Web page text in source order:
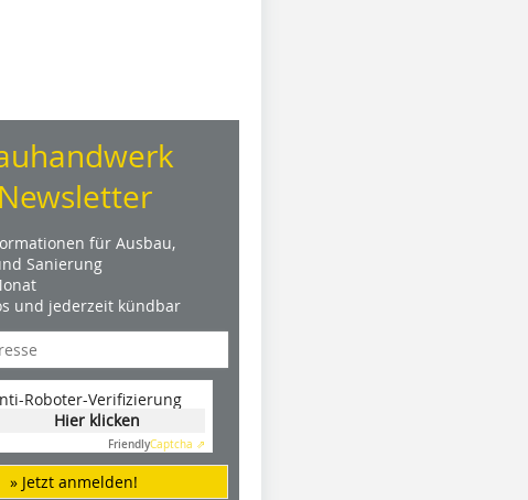
Newsletter
für Ausbau,
Sanierung
und jederzeit kündbar
Roboter-Verifizierung
Hier klicken
FriendlyCaptcha ⇗
» Jetzt anmelden!